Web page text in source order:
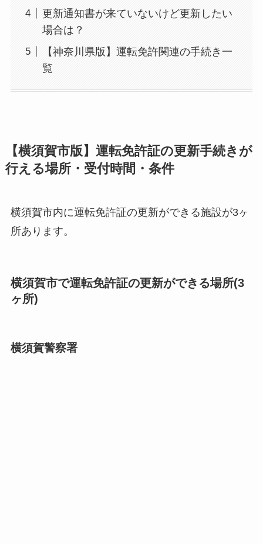
更新通知書が来ていないけど更新したい
場合は？
【神奈川県版】運転免許関連の手続き一
覧
【横須賀市版】運転免許証の更新手続きが
行える場所・受付時間・条件
横須賀市内に運転免許証の更新ができる施設が3ヶ
所あります。
横須賀市で運転免許証の更新ができる場所(3
ヶ所)
横須賀警察署